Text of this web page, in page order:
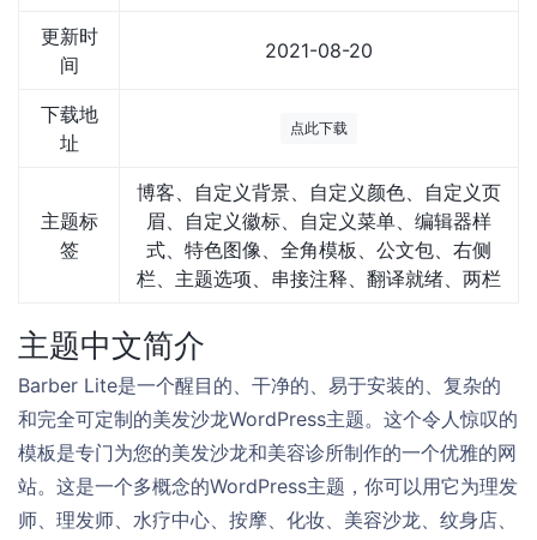
更新时
间
2021-08-20
下载地
址
点此下载
主题标
签
博客、自定义背景、自定义颜色、自定义页
眉、自定义徽标、自定义菜单、编辑器样
式、特色图像、全角模板、公文包、右侧
栏、主题选项、串接注释、翻译就绪、两栏
主题中文简介
Barber Lite是一个醒目的、干净的、易于安装的、复杂的
和完全可定制的美发沙龙WordPress主题。这个令人惊叹的
模板是专门为您的美发沙龙和美容诊所制作的一个优雅的网
站。这是一个多概念的WordPress主题，你可以用它为理发
师、理发师、水疗中心、按摩、化妆、美容沙龙、纹身店、